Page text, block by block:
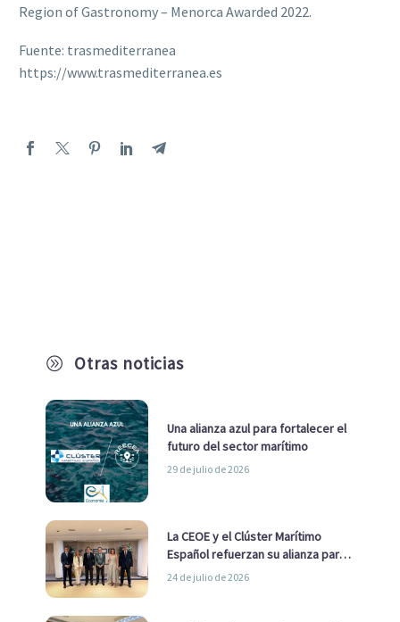
A Otras noticias
Una alianza azul para fortalecer el
futuro del sector marítimo
29 de julio de 2026
La CEOE y el Clúster Marítimo
Español refuerzan su alianza para
impulsar una estrategia Nacional
24 de julio de 2026
Region of Gastronomy – Menorca Awarded 2022.
Fuente: trasmediterranea
https://www.trasmediterranea.es